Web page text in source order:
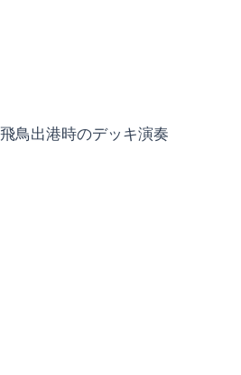
飛鳥出港時のデッキ演奏